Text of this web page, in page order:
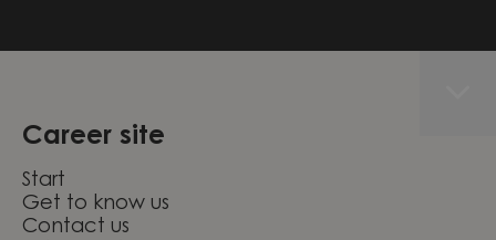
Career site
Start
Get to know us
Contact us